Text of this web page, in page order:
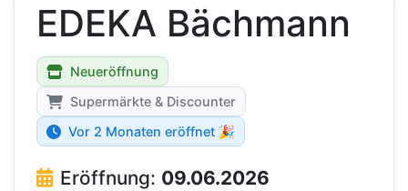
EDEKA Bächmann
Neueröffnung
Supermärkte & Discounter
Vor 2 Monaten eröffnet 🎉
Eröffnung: 09.06.2026